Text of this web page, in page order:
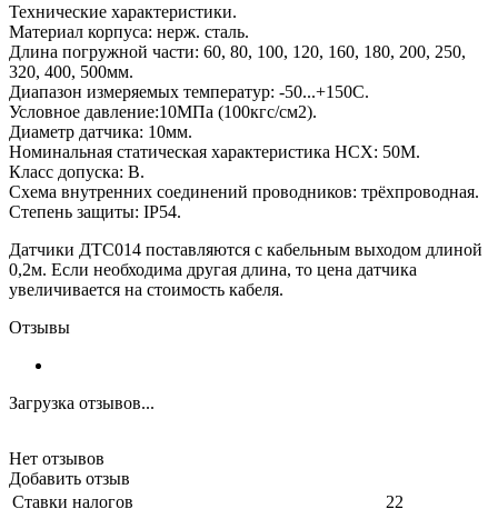
Технические характеристики.
Материал корпуса: нерж. сталь.
Длина погружной части: 60, 80, 100, 120, 160, 180, 200, 250,
320, 400, 500мм.
Диапазон измеряемых температур: -50...+150С.
Условное давление:10МПа (100кгс/см2).
Диаметр датчика: 10мм.
Номинальная статическая характеристика НСХ: 50М.
Класс допуска: В.
Схема внутренних соединений проводников: трёхпроводная.
Степень защиты: IP54.
Датчики ДТС014 поставляются с кабельным выходом длиной
0,2м. Если необходима другая длина, то цена датчика
увеличивается на стоимость кабеля.
Отзывы
Загрузка отзывов...
Нет отзывов
Добавить отзыв
Ставки налогов
22